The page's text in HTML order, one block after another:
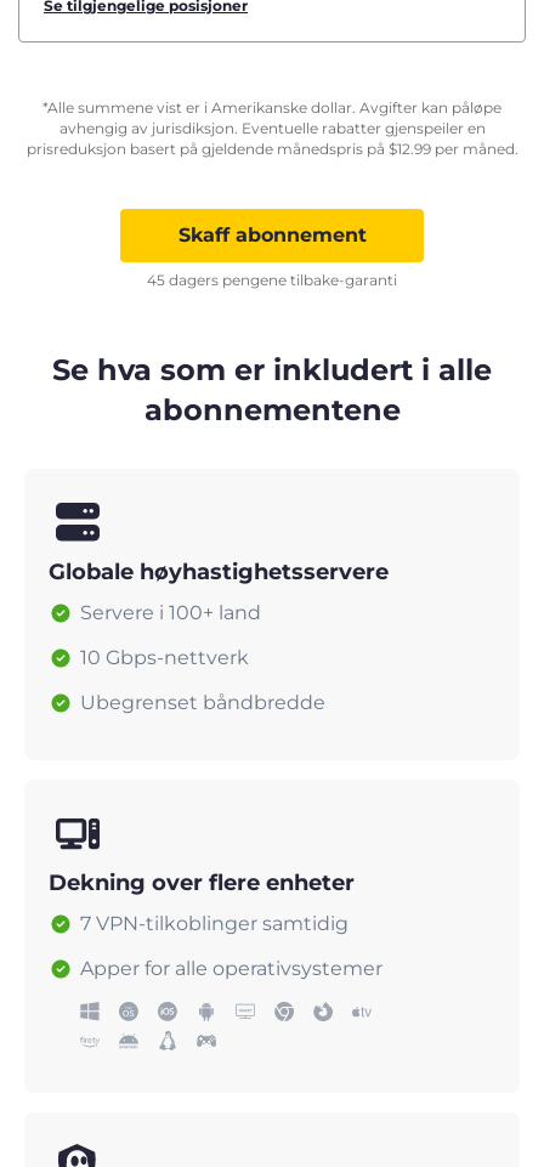
Se tilgjengelige posisjoner
*Alle summene vist er i Amerikanske dollar. Avgifter kan påløpe
avhengig av jurisdiksjon. Eventuelle rabatter gjenspeiler en
prisreduksjon basert på gjeldende månedspris på $12.99per måned.
Skaff abonnement
45 dagers pengene tilbake-garanti
Se hva som er inkludert i alle
abonnementene
Globale høyhastighetsservere
Servere i 100+ land
10 Gbps-nettverk
Ubegrenset båndbredde
Dekning over flere enheter
7 VPN-tilkoblinger samtidig
Apper for alle operativsystemer